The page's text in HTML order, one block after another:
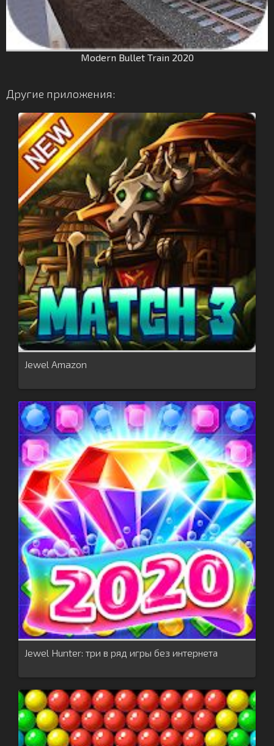
Modern Bullet Train 2020
Другие приложения:
Jewel Amazon
Jewel Hunter: три в ряд игры без интернета